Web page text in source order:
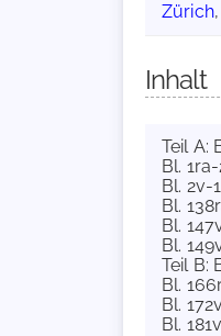
Zürich
Inhalt
Teil A:
Bl.
Bl. 2v-
Bl.
Bl.
Bl.
Teil B:
Bl.
Bl.
Bl.